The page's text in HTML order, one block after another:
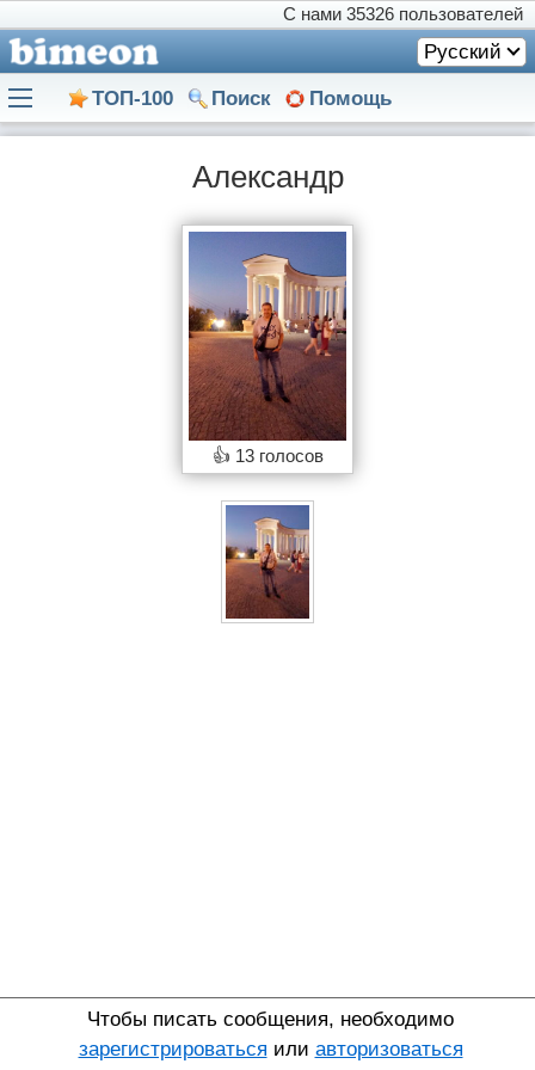
С нами 35326 пользователей
Русский
ТОП-100 Поиск Помощь
Александр
👍 13 голосов
Чтобы писать сообщения, необходимо
зарегистрироваться или авторизоваться